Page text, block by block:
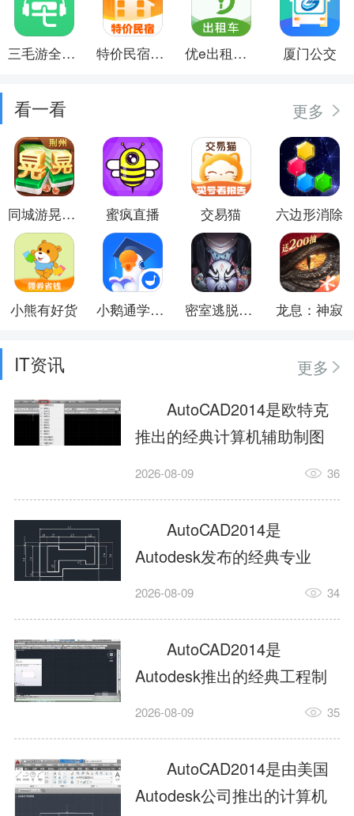
三毛游全球景点讲解语音导游 特价民宿预订 优e出租司机 厦门公交
看一看 更多
同城游晃晃麻将 蜜疯直播 交易猫 六边形消除
小熊有好货 小鹅通学员版 密室逃脱绝境系列8酒店惊魂 龙息：神寂
IT资讯
更多
AutoCAD2014是欧特克
推出的经典计算机辅助制图
工具，主打稳定2D施工图绘
行业工程设计。版本新增图
纸标签页、实景地理地图、
协同设计交流模块，优化命
令行智能纠错与图层批量管
理，支持Win8触屏操作、点
云扫描数据导入，兼容各类
DWG图纸格式，文件互通...
2026-08-09 36
AutoCAD2014是
Autodesk发布的经典专业
CAD制图设计软件，是工程
绘图工具。软件专注精准二
维绘图、图纸编辑、参数化
设计及基础三维建模，广泛
应用于建筑设计、机械制
造、土木工程、室内设计等
多个行业。软件优化绘图流
畅度与文件兼容性，支持参
2026-08-09 34
AutoCAD2014是
Autodesk推出的经典工程制
图设计软件，主打高效精准
建模作业，适配建筑、机
械、市政、室内设计等多行
业场景。软件优化运行机制
2026-08-09 35
AutoCAD2014是由美国
Autodesk公司推出的计算机